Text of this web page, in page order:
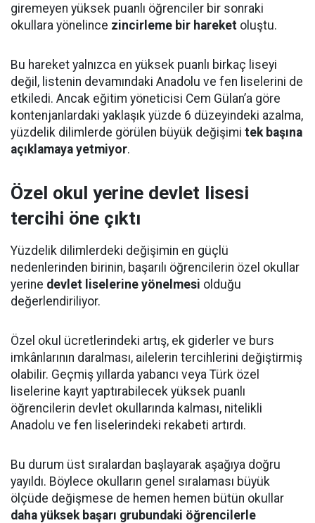
giremeyen yüksek puanlı öğrenciler bir sonraki
okullara yönelince zincirleme bir hareket oluştu.
Bu hareket yalnızca en yüksek puanlı birkaç liseyi
değil, listenin devamındaki Anadolu ve fen liselerini de
etkiledi. Ancak eğitim yöneticisi Cem Gülan’a göre
kontenjanlardaki yaklaşık yüzde 6 düzeyindeki azalma,
yüzdelik dilimlerde görülen büyük değişimi tek başına
açıklamaya yetmiyor.
Özel okul yerine devlet lisesi
tercihi öne çıktı
Yüzdelik dilimlerdeki değişimin en güçlü
nedenlerinden birinin, başarılı öğrencilerin özel okullar
yerine devlet liselerine yönelmesi olduğu
değerlendiriliyor.
Özel okul ücretlerindeki artış, ek giderler ve burs
imkânlarının daralması, ailelerin tercihlerini değiştirmiş
olabilir. Geçmiş yıllarda yabancı veya Türk özel
liselerine kayıt yaptırabilecek yüksek puanlı
öğrencilerin devlet okullarında kalması, nitelikli
Anadolu ve fen liselerindeki rekabeti artırdı.
Bu durum üst sıralardan başlayarak aşağıya doğru
yayıldı. Böylece okulların genel sıralaması büyük
ölçüde değişmese de hemen hemen bütün okullar
daha yüksek başarı grubundaki öğrencilerle